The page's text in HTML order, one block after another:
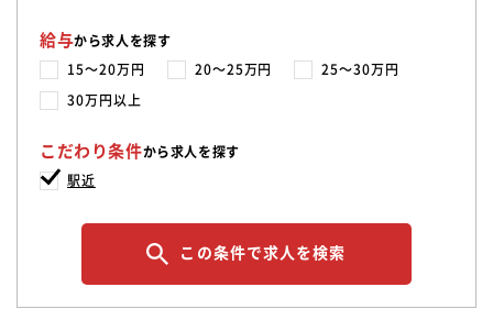
給与から求人を探す
15〜20万円 20〜25万円 25〜30万円
30万円以上
こだわり条件から求人を探す
駅近
この条件で求人を検索